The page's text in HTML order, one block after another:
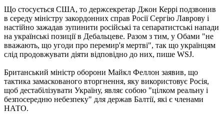
Що стосується США, то держсекретар Джон Керрі подзвонив
в середу міністру закордонних справ Росії Сергію Лаврову і
настійно зажадав зупинити російські та сепаратистські напади
на українські позиції в Дебальцеве. Разом з тим, у Обами "не
вважають, що угоди про перемир'я мертві", так що українцям
слід продовжувати діяти відповідно до них, пише WSJ.
Британський міністр оборони Майкл Феллон заявив, що
тактика замаскованого вторгнення, яку використовує Росія,
щоб дестабілізувати Україну, являє собою "цілком реальну і
безпосередню небезпеку" для держав Балтії, які є членами
НАТО.